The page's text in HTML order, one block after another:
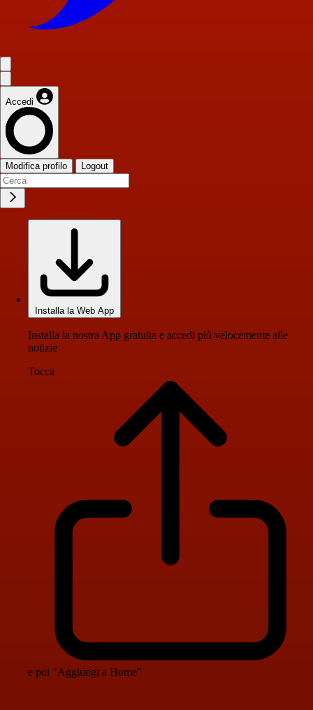
Accedi
Modifica profilo Logout
Installa la Web App
Installa la nostra App gratuita e accedi più velocemente alle
notizie
Tocca
e poi "Aggiungi a Home"